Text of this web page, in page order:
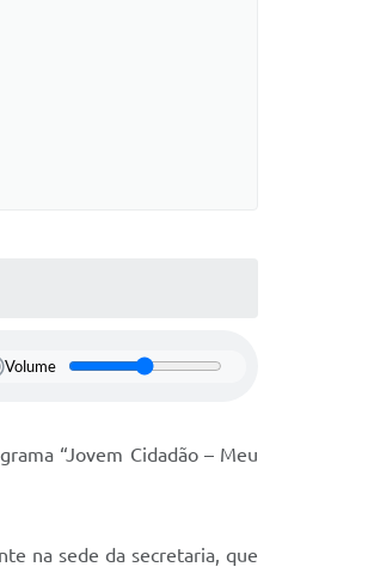
Volume
“Jovem Cidadão – Meu
na sede da secretaria, que